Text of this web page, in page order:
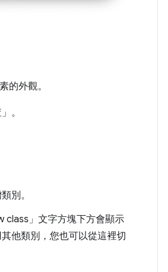
的外觀。
。
別。
」 文字方塊下方會顯示
他類別，您也可以從這裡切